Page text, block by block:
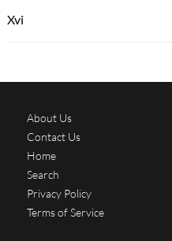
Xvi
About Us
Contact Us
Home
Search
Privacy Policy
Terms of Service